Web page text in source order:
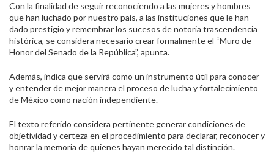
Con la finalidad de seguir reconociendo a las mujeres y hombres
que han luchado por nuestro país, a las instituciones que le han
dado prestigio y remembrar los sucesos de notoria trascendencia
histórica, se considera necesario crear formalmente el “Muro de
Honor del Senado de la República”, apunta.
Además, indica que servirá como un instrumento útil para conocer
y entender de mejor manera el proceso de lucha y fortalecimiento
de México como nación independiente.
El texto referido considera pertinente generar condiciones de
objetividad y certeza en el procedimiento para declarar, reconocer y
honrar la memoria de quienes hayan merecido tal distinción.